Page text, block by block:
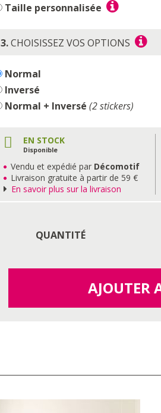
Taille personnalisée
3.CHOISISSEZ VOS OPTIONS
Normal
Inversé
Normal + Inversé (2 stickers)
EN STOCK
Disponible
Vendu et expédié par Décomotif
Livraison gratuite à partir de 59 €
En savoir plus sur la livraison
QUANTITÉ
AJOUTER